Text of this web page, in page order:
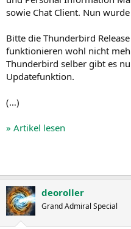
sowie Chat Client. Nun
Bitte die Thunderbird
funktionieren wohl nicht
Thunderbird selber gibt es
Updatefunktion.
(…)
» Artikel lesen
deoroller
Grand Admiral Special